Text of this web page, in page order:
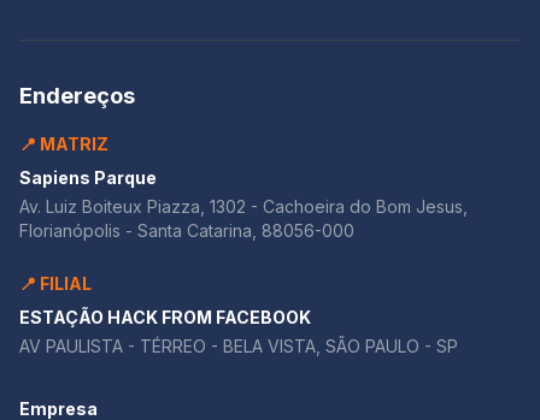
Endereços
📍 MATRIZ
Sapiens Parque
Av. Luiz Boiteux Piazza, 1302 - Cachoeira do Bom Jesus,
Florianópolis - Santa Catarina, 88056-000
📍 FILIAL
ESTAÇÃO HACK FROM FACEBOOK
AV PAULISTA - TÉRREO - BELA VISTA, SÃO PAULO - SP
Empresa